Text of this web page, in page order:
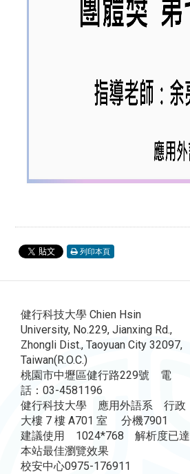
列印本頁
健行科技大學 Chien Hsin
University, No.229, Jianxing Rd.,
Zhongli Dist., Taoyuan City 32097,
Taiwan(R.O.C.)
桃園市中壢區健行路229號 電
話：03-4581196
健行科技大學 應用外語系 行政
大樓 7 樓 A701 室 分機7901
建議使用 1024*768 解析度已達
本站最佳瀏覽效果
校安中心0975-176911